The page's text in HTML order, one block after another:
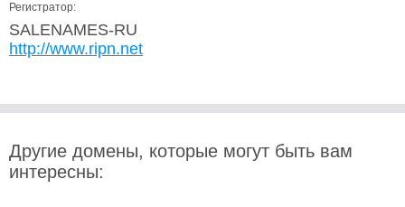
Регистратор:
SALENAMES-RU
http://www.ripn.net
Другие домены, которые могут быть вам
интересны: